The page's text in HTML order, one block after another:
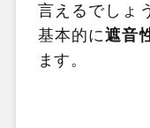
言えるでしょ
基本的に遮音
ます。